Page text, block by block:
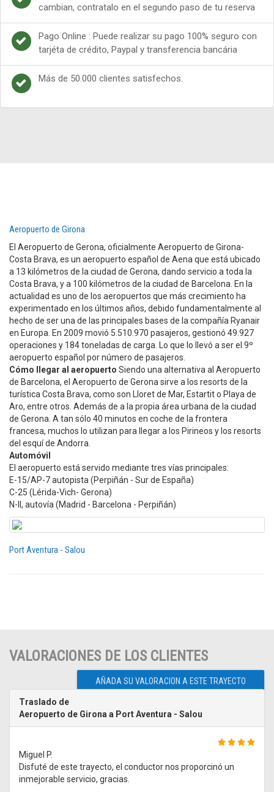
cambian, contratalo en el segundo paso de tu reserva
Pago Online : Puede realizar su pago 100% seguro con
tarjéta de crédito, Paypal y transferencia bancária
Más de 50.000 clientes satisfechos.
Aeropuerto de Girona
El Aeropuerto de Gerona, oficialmente Aeropuerto de Girona-
Costa Brava, es un aeropuerto español de Aena que está ubicado
a 13 kilómetros de la ciudad de Gerona, dando servicio a toda la
Costa Brava, y a 100 kilómetros de la ciudad de Barcelona. En la
actualidad es uno de los aeropuertos que más crecimiento ha
experimentado en los últimos años, debido fundamentalmente al
hecho de ser una de las principales bases de la compañía Ryanair
en Europa. En 2009 movió 5.510.970 pasajeros, gestionó 49.927
operaciones y 184 toneladas de carga. Lo que lo llevó a ser el 9º
aeropuerto español por número de pasajeros.
Cómo llegar al aeropuerto Siendo una alternativa al Aeropuerto
de Barcelona, el Aeropuerto de Gerona sirve a los resorts de la
turística Costa Brava, como son Lloret de Mar, Estartit o Playa de
Aro, entre otros. Además de a la propia área urbana de la ciudad
de Gerona. A tan sólo 40 minutos en coche de la frontera
francesa, muchos lo utilizan para llegar a los Pirineos y los resorts
del esquí de Andorra.
Automóvil
El aeropuerto está servido mediante tres vías principales:
E-15/AP-7 autopista (Perpiñán - Sur de España)
C-25 (Lérida-Vich- Gerona)
N-II, autovía (Madrid - Barcelona - Perpiñán)
Port Aventura - Salou
VALORACIONES DE LOS CLIENTES
AÑADA SU VALORACION A ESTE TRAYECTO
Traslado de
Aeropuerto de Girona a Port Aventura - Salou
Miguel P.
Disfuté de este trayecto, el conductor nos proporcinó un
inmejorable servicio, gracias.